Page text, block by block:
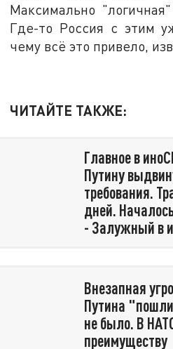
Максимально
Где-то Россия с этим
чему всё это привело,
ЧИТАЙТЕ ТАКЖЕ:
Главное в
Путину
требования.
дней.
- Залужный в
Внезапная
Путина
не было. В
преимуществу